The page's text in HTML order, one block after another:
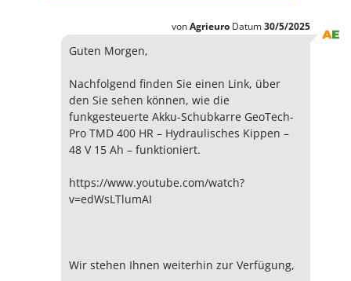
vonAgrieuro Datum30/5/2025
Guten Morgen,
Nachfolgend finden Sie einen Link, über
den Sie sehen können, wie die
funkgesteuerte Akku-Schubkarre GeoTech-
Pro TMD 400 HR – Hydraulisches Kippen –
48 V 15 Ah – funktioniert.
https://www.youtube.com/watch?
v=edWsLTlumAI
Wir stehen Ihnen weiterhin zur Verfügung,